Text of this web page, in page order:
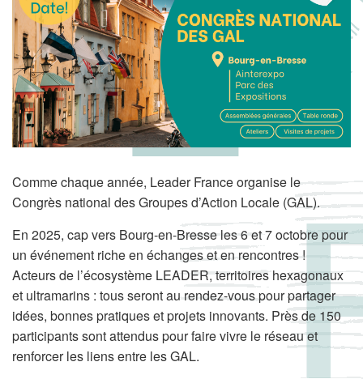
Comme chaque année, Leader France organise le
Congrès national des Groupes d’Action Locale (GAL).
En 2025, cap vers Bourg-en-Bresse les 6 et 7 octobre pour
un événement riche en échanges et en rencontres !
Acteurs de l’écosystème LEADER, territoires hexagonaux
et ultramarins : tous seront au rendez-vous pour partager
idées, bonnes pratiques et projets innovants. Près de 150
participants sont attendus pour faire vivre le réseau et
renforcer les liens entre les GAL.